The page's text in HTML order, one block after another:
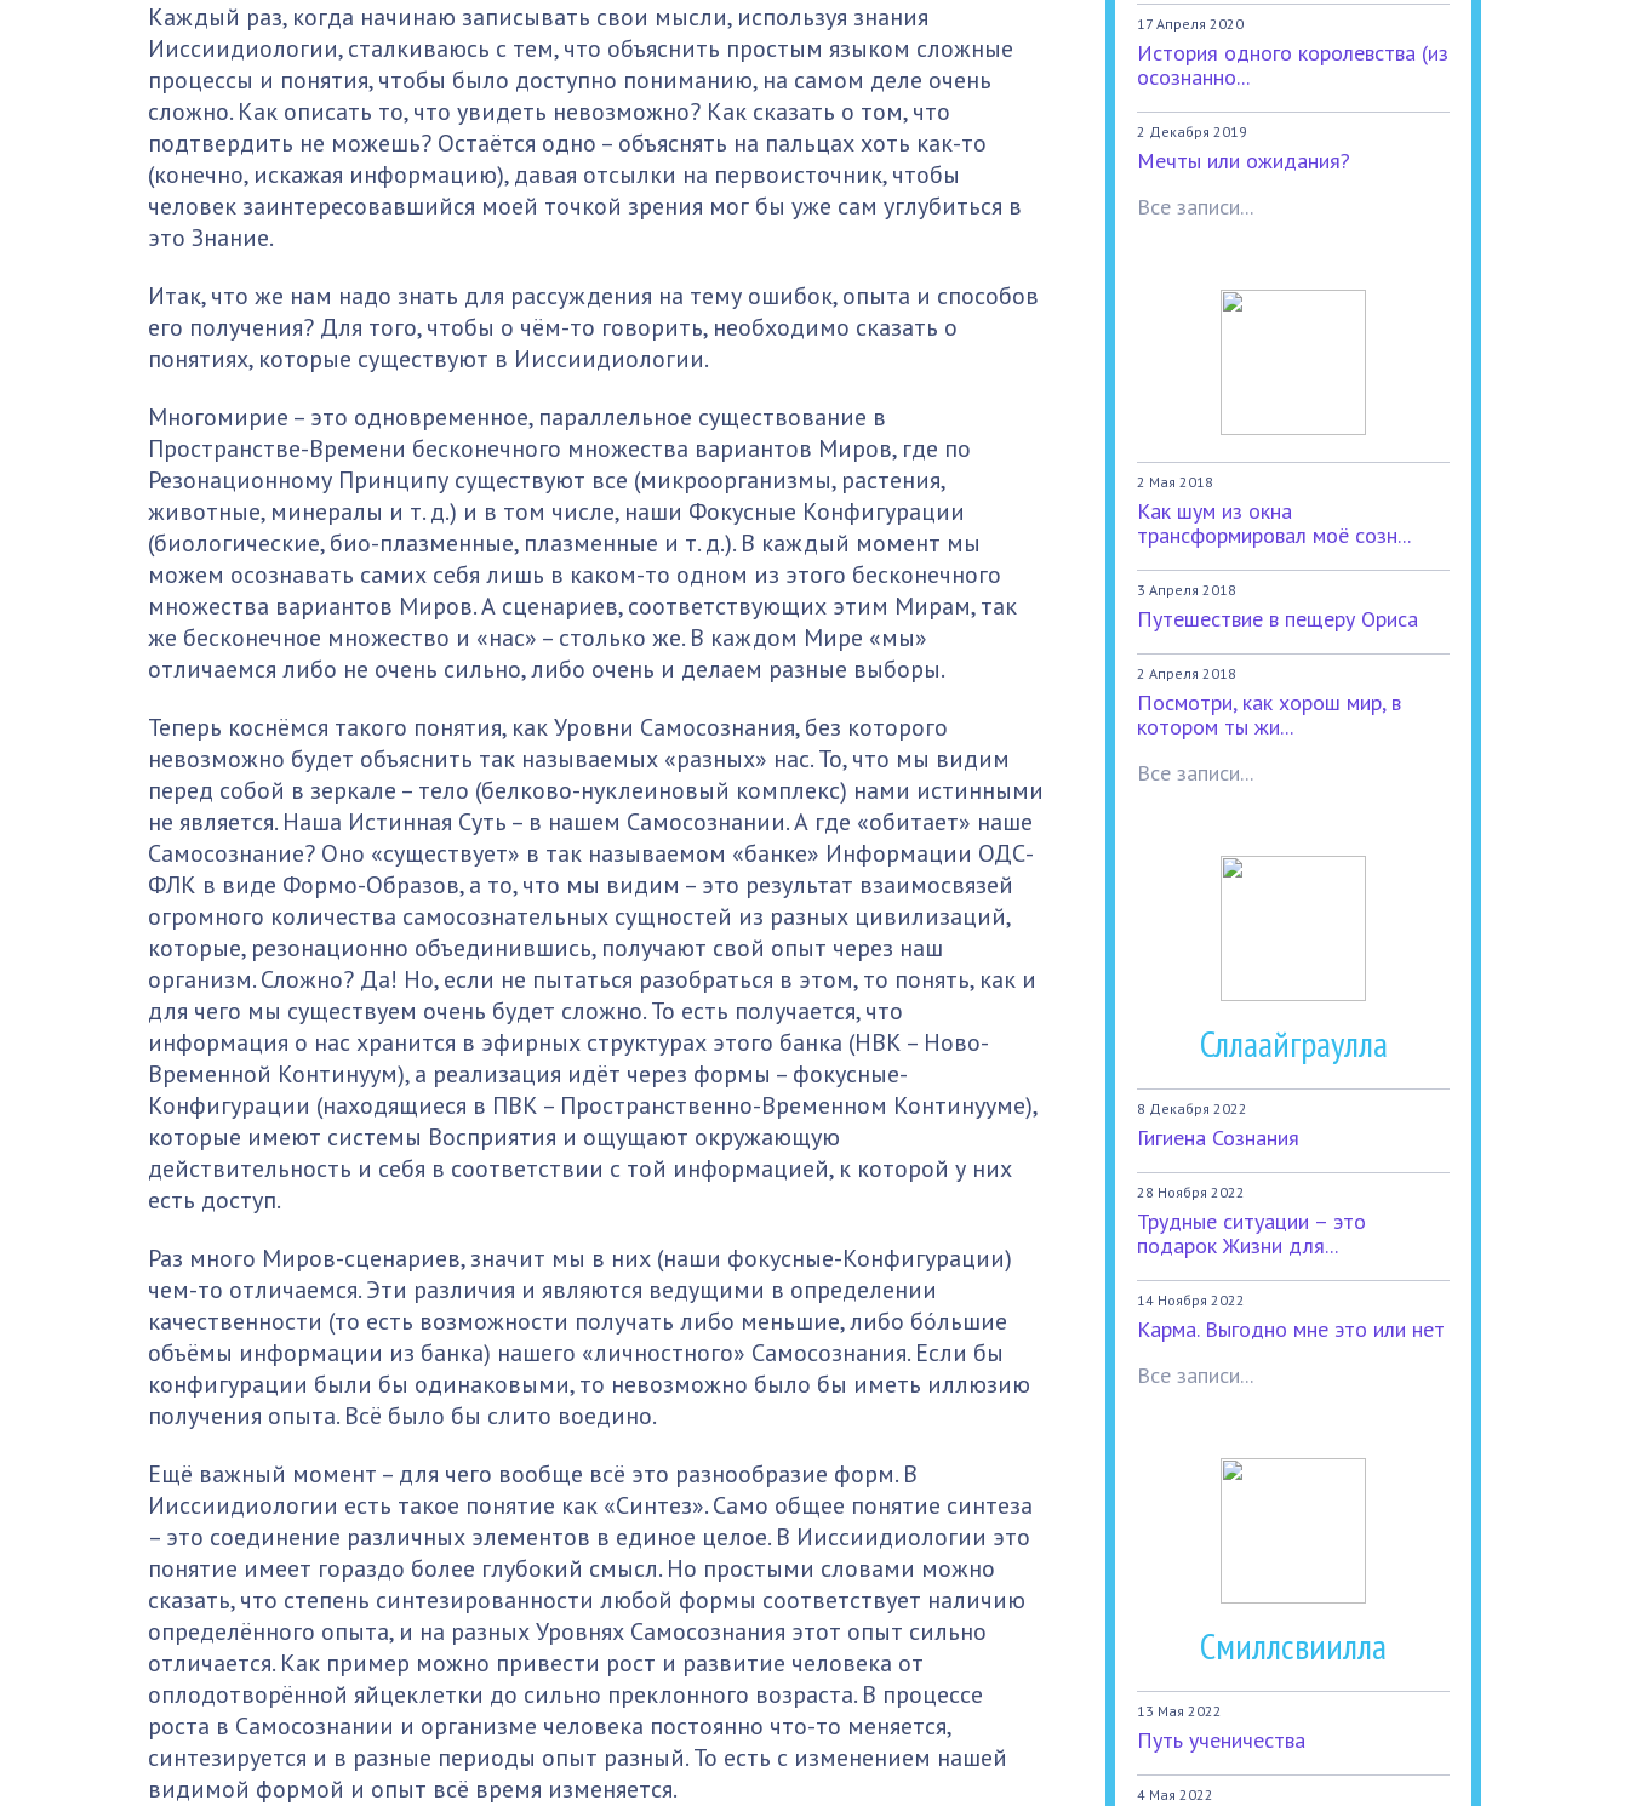
Каждый раз, когда начинаю записывать свои мысли, используя знания
Ииссиидиологии, сталкиваюсь с тем, что объяснить простым языком сложные
процессы и понятия, чтобы было доступно пониманию, на самом деле очень
сложно. Как описать то, что увидеть невозможно? Как сказать о том, что
подтвердить не можешь? Остаётся одно – объяснять на пальцах хоть как-то
(конечно, искажая информацию), давая отсылки на первоисточник, чтобы
человек заинтересовавшийся моей точкой зрения мог бы уже сам углубиться в
это Знание.
Итак, что же нам надо знать для рассуждения на тему ошибок, опыта и способов
его получения? Для того, чтобы о чём-то говорить, необходимо сказать о
понятиях, которые существуют в Ииссиидиологии.
Многомирие – это одновременное, параллельное существование в
Пространстве-Времени бесконечного множества вариантов Миров, где по
Резонационному Принципу существуют все (микроорганизмы, растения,
животные, минералы и т. д.) и в том числе, наши Фокусные Конфигурации
(биологические, био-плазменные, плазменные и т. д.). В каждый момент мы
можем осознавать самих себя лишь в каком-то одном из этого бесконечного
множества вариантов Миров. А сценариев, соответствующих этим Мирам, так
же бесконечное множество и «нас» – столько же. В каждом Мире «мы»
отличаемся либо не очень сильно, либо очень и делаем разные выборы.
Теперь коснёмся такого понятия, как Уровни Самосознания, без которого
невозможно будет объяснить так называемых «разных» нас. То, что мы видим
перед собой в зеркале – тело (белково-нуклеиновый комплекс) нами истинными
не является. Наша Истинная Суть – в нашем Самосознании. А где «обитает» наше
Самосознание? Оно «существует» в так называемом «банке» Информации ОДС-
ФЛК в виде Формо-Образов, а то, что мы видим – это результат взаимосвязей
огромного количества самосознательных сущностей из разных цивилизаций,
которые, резонационно объединившись, получают свой опыт через наш
организм. Сложно? Да! Но, если не пытаться разобраться в этом, то понять, как и
для чего мы существуем очень будет сложно. То есть получается, что
информация о нас хранится в эфирных структурах этого банка (НВК – Ново-
Временной Континуум), а реализация идёт через формы – фокусные-
Конфигурации (находящиеся в ПВК – Пространственно-Временном Континууме),
которые имеют системы Восприятия и ощущают окружающую
действительность и себя в соответствии с той информацией, к которой у них
есть доступ.
Раз много Миров-сценариев, значит мы в них (наши фокусные-Конфигурации)
чем-то отличаемся. Эти различия и являются ведущими в определении
качественности (то есть возможности получать либо меньшие, либо бóльшие
объёмы информации из банка) нашего «личностного» Самосознания. Если бы
конфигурации были бы одинаковыми, то невозможно было бы иметь иллюзию
получения опыта. Всё было бы слито воедино.
Ещё важный момент – для чего вообще всё это разнообразие форм. В
Ииссиидиологии есть такое понятие как «Синтез». Само общее понятие синтеза
– это соединение различных элементов в единое целое. В Ииссиидиологии это
понятие имеет гораздо более глубокий смысл. Но простыми словами можно
сказать, что степень синтезированности любой формы соответствует наличию
определённого опыта, и на разных Уровнях Самосознания этот опыт сильно
отличается. Как пример можно привести рост и развитие человека от
оплодотворённой яйцеклетки до сильно преклонного возраста. В процессе
роста в Самосознании и организме человека постоянно что-то меняется,
синтезируется и в разные периоды опыт разный. То есть с изменением нашей
видимой формой и опыт всё время изменяется.
17 Апреля 2020
История одного королевства (из
осознанно...
2 Декабря 2019
Мечты или ожидания?
Все записи...
2 Мая 2018
Как шум из окна
трансформировал моё созн...
3 Апреля 2018
Путешествие в пещеру Ориса
2 Апреля 2018
Посмотри, как хорош мир, в
котором ты жи...
Все записи...
Сллаайграулла
8 Декабря 2022
Гигиена Сознания
28 Ноября 2022
Трудные ситуации – это
подарок Жизни для...
14 Ноября 2022
Карма. Выгодно мне это или нет
Все записи...
Смиллсвиилла
13 Мая 2022
Путь ученичества
4 Мая 2022